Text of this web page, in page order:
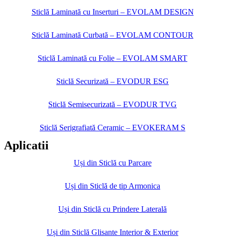
Sticlă Laminată cu Inserturi – EVOLAM DESIGN
Sticlă Laminată Curbată – EVOLAM CONTOUR
Sticlă Laminată cu Folie – EVOLAM SMART
Sticlă Securizată – EVODUR ESG
Sticlă Semisecurizată – EVODUR TVG
Sticlă Serigrafiată Ceramic – EVOKERAM S
Aplicatii
Uși din Sticlă cu Parcare
Uși din Sticlă de tip Armonica
Uși din Sticlă cu Prindere Laterală
Uși din Sticlă Glisante Interior & Exterior